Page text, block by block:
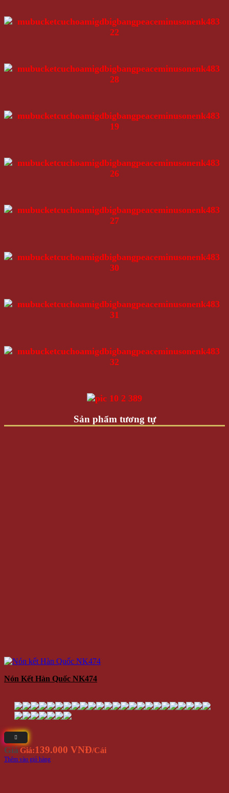
Sản phẩm tương tự
Nón Kết Hàn Quốc NK474
Giá Giá:139.000 VNĐ/Cái
Thêm vào giỏ hàng